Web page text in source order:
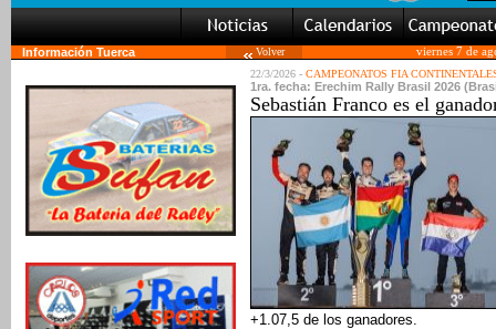
Información Tuerca Volver
viernes 7 de
22/3/2026 - CAMPEONATOS FIA
1ra. fecha: Erechim Rally Brasil 2026
Sebastián Franco es el
+1.07,5 de los ganadores.